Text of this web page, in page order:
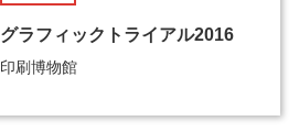
グラフィックトライアル2016
印刷博物館